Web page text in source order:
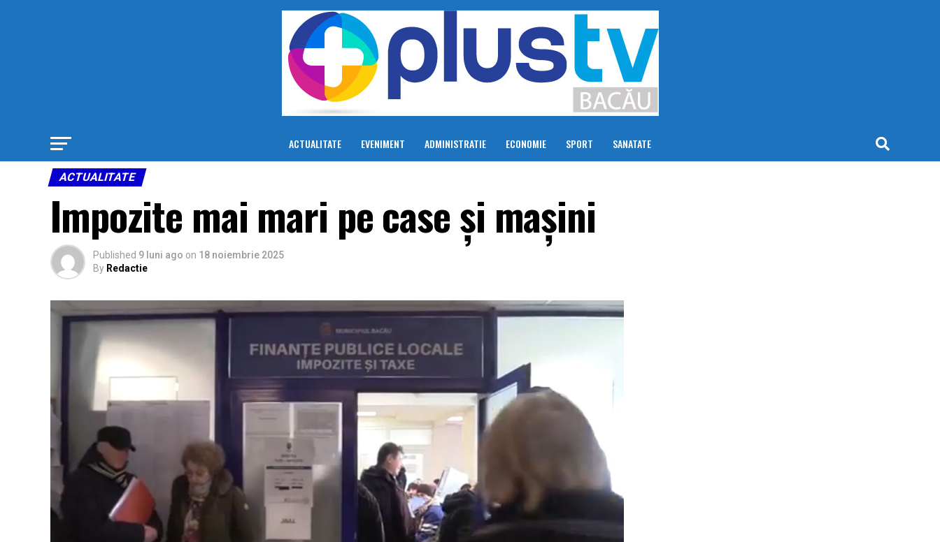
ACTUALITATE EVENIMENT ADMINISTRATIE ECONOMIE SPORT SANATATE
ACTUALITATE
Impozite mai mari pe case și mașini
Published 9 luni ago on 18 noiembrie 2025
By Redactie